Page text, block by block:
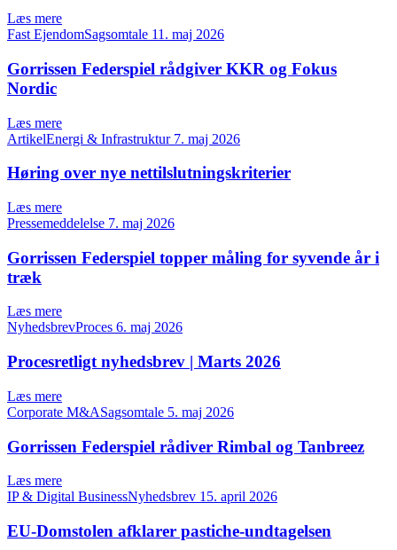
Læs mere
Fast EjendomSagsomtale 11. maj 2026
Gorrissen Federspiel rådgiver KKR og Fokus
Nordic
Læs mere
ArtikelEnergi & Infrastruktur 7. maj 2026
Høring over nye nettilslutningskriterier
Læs mere
Pressemeddelelse 7. maj 2026
Gorrissen Federspiel topper måling for syvende år i
træk
Læs mere
NyhedsbrevProces 6. maj 2026
Procesretligt nyhedsbrev | Marts 2026
Læs mere
Corporate M&ASagsomtale 5. maj 2026
Gorrissen Federspiel rådiver Rimbal og Tanbreez
Læs mere
IP & Digital BusinessNyhedsbrev 15. april 2026
EU-Domstolen afklarer pastiche-undtagelsen